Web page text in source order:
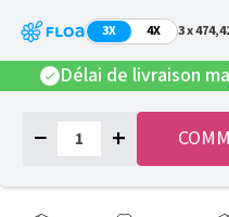
3X 4X 3 x
check Délai de livraison
− +